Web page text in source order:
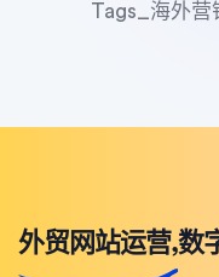
Tags_海外营
外贸网站运营,数